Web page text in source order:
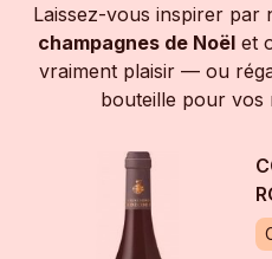
Laissez-vous inspirer par
champagnes de Noëlet
vraiment plaisir — ou
bouteille pour vos